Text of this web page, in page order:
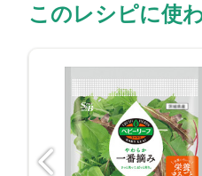
このレシピに使